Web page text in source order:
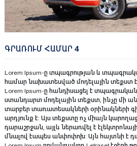
ԳՐԱՌՈՒՄ ՀԱՄԱՐ 4
Lorem Ipsum-ը տպագրության և
համար նախատեսված մոդելային տեքստ
Lorem Ipsum-ը հանդիսացել է տպագրական
ստանդարտ մոդելային տեքստ, ինչը մի
տարբեր տառատեսակների օրինակների
արդյունք է: Այս տեքստը ոչ միայն
դարաշրջան, այլև ներառվել է
մնալով էապես անփոփոխ: Այն հայտնի է